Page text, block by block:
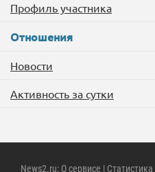
Профиль участника
Отношения
Новости
Активность за сутки
News2.ru: О сервисе | Статистика